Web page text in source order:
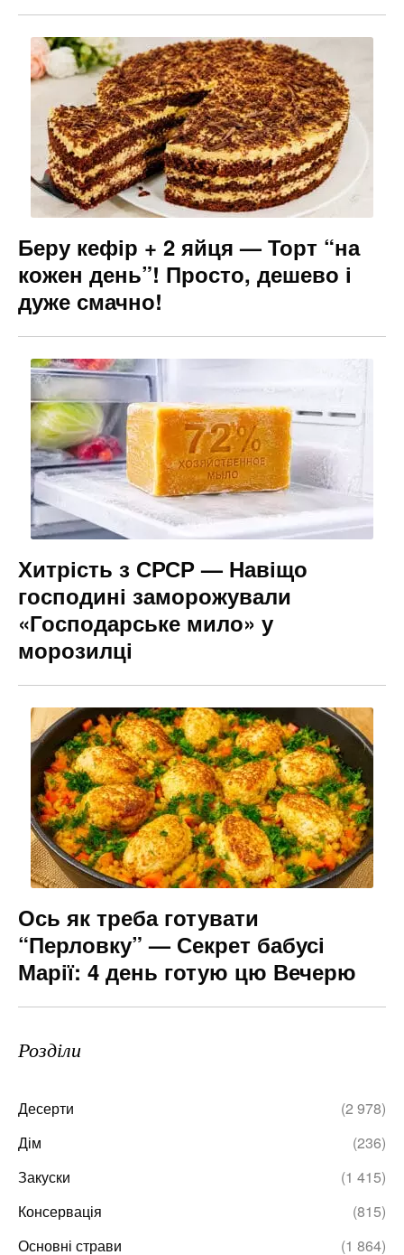
Беру кефір + 2 яйця — Торт “на
кожен день”! Просто, дешево і
дуже смачно!
Хитрість з СРСР — Навіщо
господині заморожували
«Господарське мило» у
морозилці
Ось як треба готувати
“Перловку” — Секрет бабусі
Марії: 4 день готую цю Вечерю
Розділи
Десерти
(2 978)
Дім
(236)
Закуски
(1 415)
Консервація
(815)
Основні страви
(1 864)